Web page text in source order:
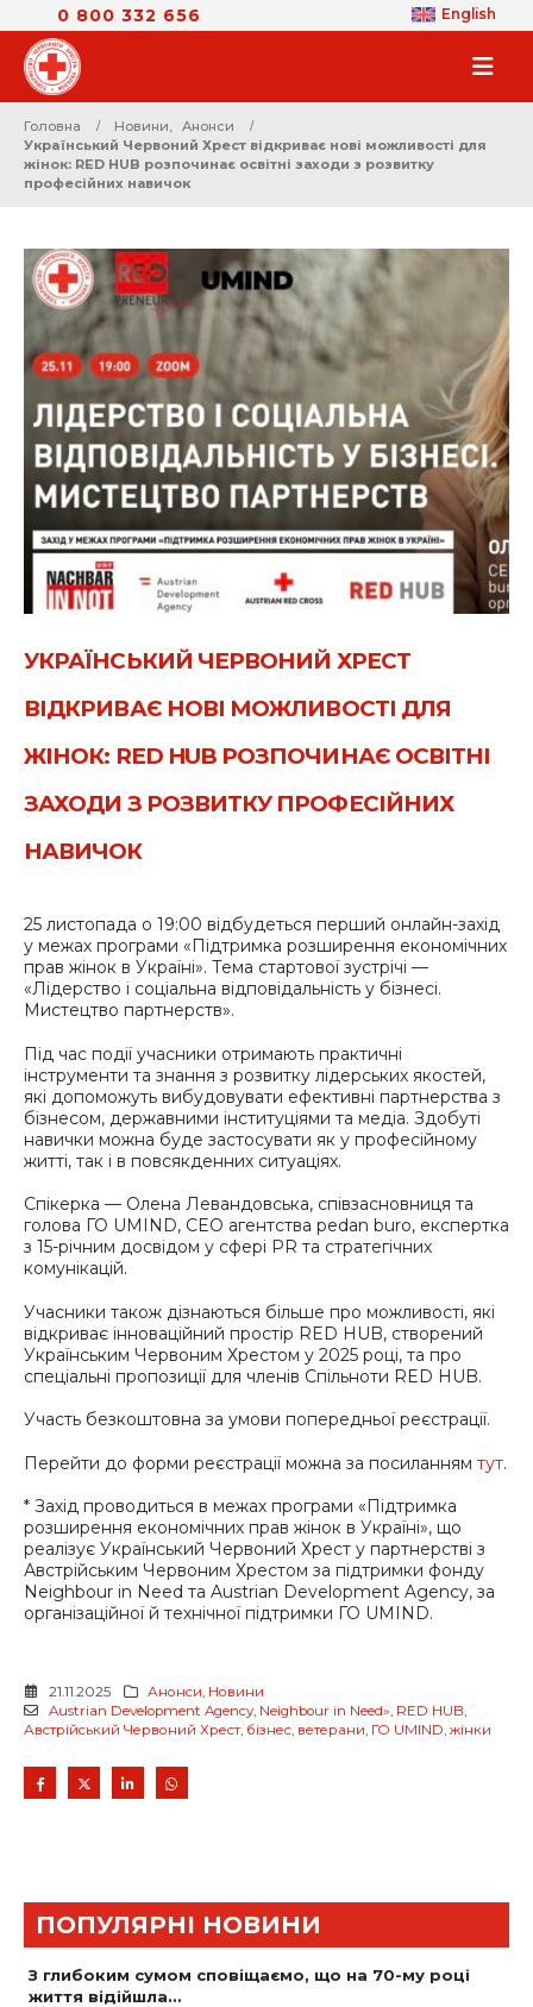
0 800 332 656 English
Головна Новини, Анонси
Український Червоний Хрест відкриває нові можливості для
жінок: RED HUB розпочинає освітні заходи з розвитку
професійних навичок
УКРАЇНСЬКИЙ ЧЕРВОНИЙ ХРЕСТ
ВІДКРИВАЄ НОВІ МОЖЛИВОСТІ ДЛЯ
ЖІНОК: RED HUB РОЗПОЧИНАЄ ОСВІТНІ
ЗАХОДИ З РОЗВИТКУ ПРОФЕСІЙНИХ
НАВИЧОК
25 листопада о 19:00 відбудеться перший онлайн-захід
у межах програми «Підтримка розширення економічних
прав жінок в Україні». Тема стартової зустрічі —
«Лідерство і соціальна відповідальність у бізнесі.
Мистецтво партнерств».
Під час події учасники отримають практичні
інструменти та знання з розвитку лідерських якостей,
які допоможуть вибудовувати ефективні партнерства з
бізнесом, державними інституціями та медіа. Здобуті
навички можна буде застосувати як у професійному
житті, так і в повсякденних ситуаціях.
Спікерка — Олена Левандовська, співзасновниця та
голова ГО UMIND, CEO агентства pedan buro, експертка
з 15-річним досвідом у сфері PR та стратегічних
комунікацій.
Учасники також дізнаються більше про можливості, які
відкриває інноваційний простір RED HUB, створений
Українським Червоним Хрестом у 2025 році, та про
спеціальні пропозиції для членів Спільноти RED HUB.
Участь безкоштовна за умови попередньої реєстрації.
Перейти до форми реєстрації можна за посиланням тут.
* Захід проводиться в межах програми «Підтримка
розширення економічних прав жінок в Україні», що
реалізує Український Червоний Хрест у партнерстві з
Австрійським Червоним Хрестом за підтримки фонду
Neighbour in Need та Austrian Development Agency, за
організаційної й технічної підтримки ГО UMIND.
21.11.2025 Анонси, Новини
Austrian Development Agency, Neighbour in Need», RED HUB,
Австрійський Червоний Хрест, бізнес, ветерани, ГО UMIND, жінки
ПОПУЛЯРНІ НОВИНИ
З глибоким сумом сповіщаємо, що на 70-му році
життя відійшла…